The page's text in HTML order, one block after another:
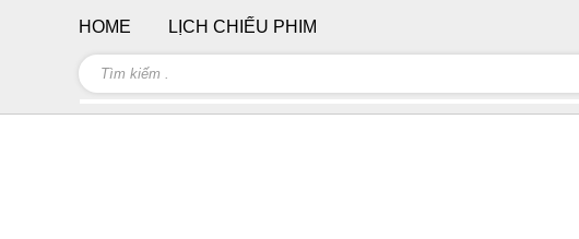
HOME LỊCH CHIẾU PHIM